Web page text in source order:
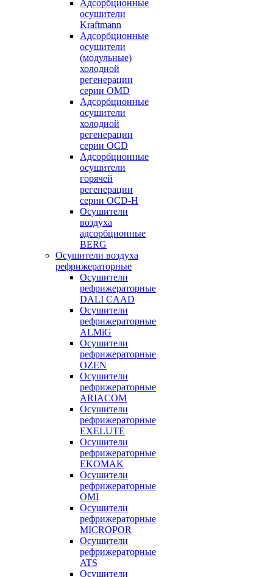
Адсорбционные
осушители
Kraftmann
Адсорбционные
осушители
(модульные)
холодной
регенерации
серии OMD
Адсорбционные
осушители
холодной
регенерации
серии OCD
Адсорбционные
осушители
горячей
регенерации
серии OСD-H
Осушители
воздуха
адсорбционные
BERG
Осушители воздуха
рефрижераторные
Осушители
рефрижераторные
DALI CAAD
Осушители
рефрижераторные
ALMiG
Осушители
рефрижераторные
OZEN
Осушители
рефрижераторные
ARIACOM
Осушители
рефрижераторные
EXELUTE
Осушители
рефрижераторные
EKOMAK
Осушители
рефрижераторные
OMI
Осушители
рефрижераторные
MICROPOR
Осушители
рефрижераторные
ATS
Осушители